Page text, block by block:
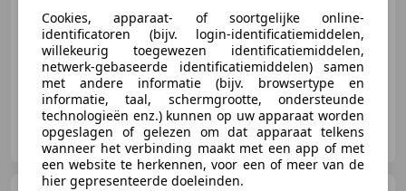
07/2017 47.144 km Benzine 92 kW (125 PK)
AMV Wenting
NL-7021 BZ ZELHEM
Cookies, apparaat- of soortgelijke online-
identificatoren (bijv. login-identificatiemiddelen,
willekeurig toegewezen identificatiemiddelen,
netwerk-gebaseerde identificatiemiddelen) samen
met andere informatie (bijv. browsertype en
informatie, taal, schermgrootte, ondersteunde
technologieën enz.) kunnen op uw apparaat worden
opgeslagen of gelezen om dat apparaat telkens
wanneer het verbinding maakt met een app of met
een website te herkennen, voor een of meer van de
hier gepresenteerde doeleinden.